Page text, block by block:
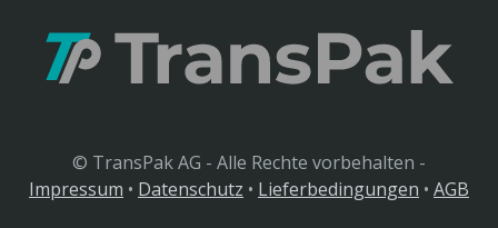
© TransPak AG - Alle Rechte vorbehalten -
Impressum • Datenschutz • Lieferbedingungen • AGB